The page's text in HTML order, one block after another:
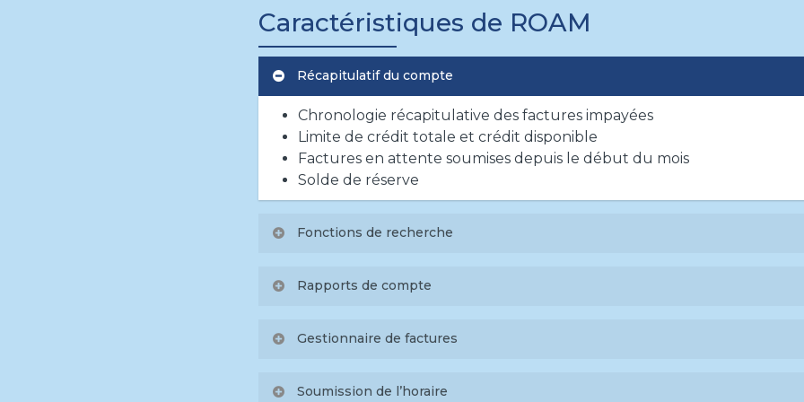
Caractéristiques de ROAM
Récapitulatif du compte
Chronologie récapitulative des factures impayées
Limite de crédit totale et crédit disponible
Factures en attente soumises depuis le début du mois
Solde de réserve
Fonctions de recherche
Recherche de clients
Rapports de compte
la facture par client
Annexes d’affacturage en résumé et en détail
Gestionnaire de factures
Soumission de l’horaire